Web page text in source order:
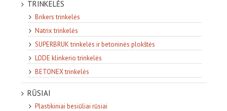
TRINKELĖS
Brikers trinkelės
Natrix trinkelės
SUPERBRUK trinkelės ir betoninės plokštės
LODE klinkerio trinkelės
BETONEX trinkelės
RŪSIAI
Plastikiniai besiūliai rūsiai